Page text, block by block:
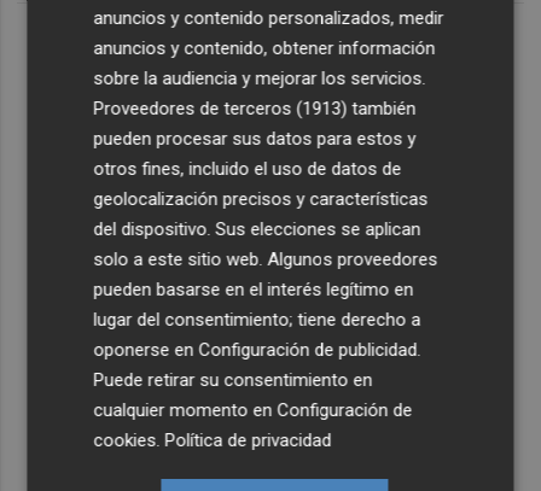
anuncios y contenido personalizados, medir
anuncios y contenido, obtener información
sobre la audiencia y mejorar los servicios.
Proveedores de terceros (1913) también
pueden procesar sus datos para estos y
otros fines, incluido el uso de datos de
geolocalización precisos y características
del dispositivo. Sus elecciones se aplican
solo a este sitio web. Algunos proveedores
pueden basarse en el interés legítimo en
lugar del consentimiento; tiene derecho a
oponerse enConfiguración de publicidad.
Puede retirar su consentimiento en
cualquier momento enConfiguración de
cookies.Política de privacidad